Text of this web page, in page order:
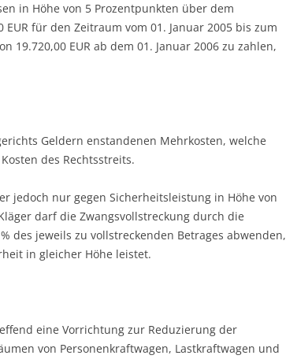
in Höhe von 5 Prozentpunkten über dem
für den Zeitraum vom 01. Januar 2005 bis zum
19.720,00 EUR ab dem 01. Januar 2006 zu zahlen,
Geldern enstandenen Mehrkosten, welche
des Rechtsstreits.
jedoch nur gegen Sicherheitsleistung in Höhe von
darf die Zwangsvollstreckung durch die
des jeweils zu vollstreckenden Betrages abwenden,
in gleicher Höhe leistet.
eine Vorrichtung zur Reduzierung der
von Personenkraftwagen, Lastkraftwagen und